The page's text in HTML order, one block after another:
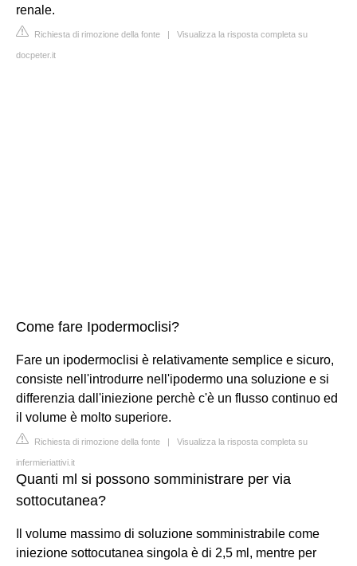
renale.
Richiesta di rimozione della fonte | Visualizza la risposta completa su
docpeter.it
Come fare Ipodermoclisi?
Fare un ipodermoclisi è relativamente semplice e sicuro,
consiste nell'introdurre nell'ipodermo una soluzione e si
differenzia dall'iniezione perchè c'è un flusso continuo ed
il volume è molto superiore.
Richiesta di rimozione della fonte | Visualizza la risposta completa su
infermieriattivi.it
Quanti ml si possono somministrare per via
sottocutanea?
Il volume massimo di soluzione somministrabile come
iniezione sottocutanea singola è di 2,5 ml, mentre per